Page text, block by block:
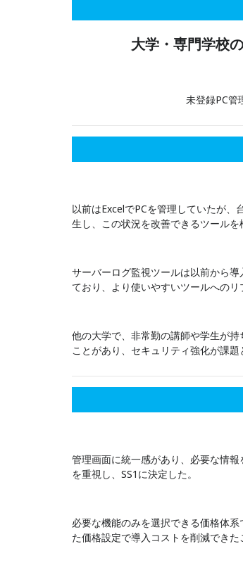
大学・専門学校
未登録PC管
以前はExcelでPCを管理していたが
生し、この状況を改善できるツールを
サーバーログ監視ツールは以前から
ており、より使いやすいツールへのリ
他の大学で、非常勤の講師や学生が
ことがあり、セキュリティ強化が課題
管理画面に統一感があり、必要な情
を重視し、SS1に決定した。
必要な機能のみを選択できる価格体
た価格設定で導入コストを削減できた